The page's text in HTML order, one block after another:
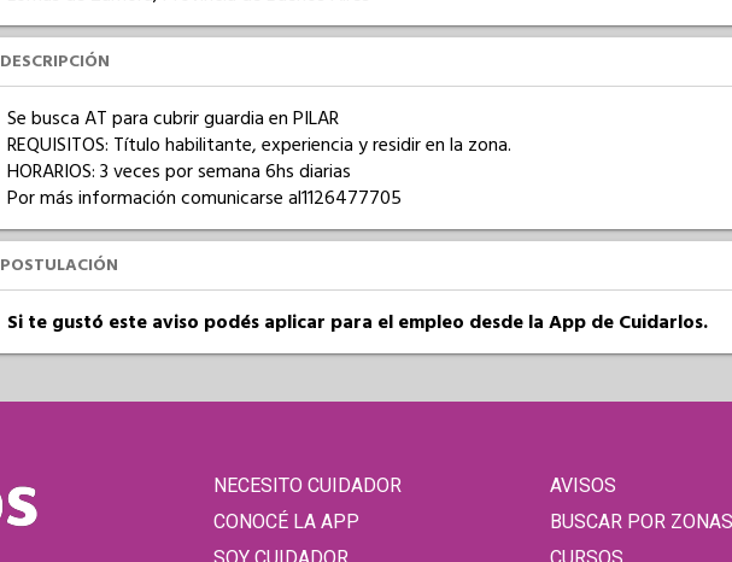
DESCRIPCIÓN
Se busca AT para cubrir guardia en PILAR
REQUISITOS: Título habilitante, experiencia y residir en la zona.
HORARIOS: 3 veces por semana 6hs diarias
Por más información comunicarse al1126477705
POSTULACIÓN
Si te gustó este aviso podés aplicar para el empleo desde la App de Cuidarlos.
NECESITO CUIDADOR
CONOCÉ LA APP
AVISOS
BUSCAR POR ZONAS